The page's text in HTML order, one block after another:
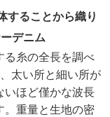
することから織り
デニム
る糸の全長を調べ
太い所と細い所が
いほど僅かな波長
。重量と生地の密